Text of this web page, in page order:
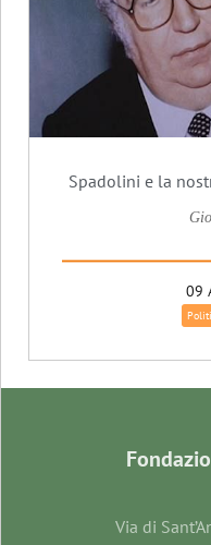
Spadolini e la
09
Via di